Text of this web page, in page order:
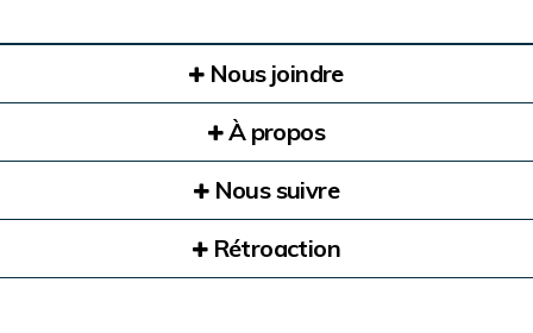
Nous joindre
À propos
Nous suivre
Rétroaction